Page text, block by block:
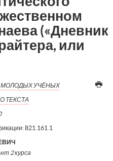
(«Дневник
или
МОЛОДЫХ УЧЁНЫХ
ТЕКСТА
821.161.1
2 курса